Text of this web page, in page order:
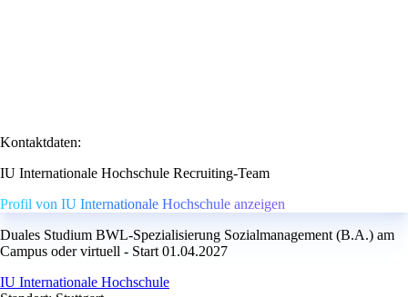
Kontaktdaten:
IU Internationale Hochschule Recruiting-Team
Profil von IU Internationale Hochschule anzeigen
Duales Studium BWL-Spezialisierung Sozialmanagement (B.A.) am
Campus oder virtuell - Start 01.04.2027
IU Internationale Hochschule